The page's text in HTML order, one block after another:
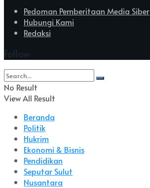
Pedoman Pemberitaan Media Siber
Hubungi Kami
Redaksi
No Result
View All Result
Beranda
Politik
Hukrim
Ekonomi & Bisnis
Pendidikan
Seputar Sulut
Nusantara